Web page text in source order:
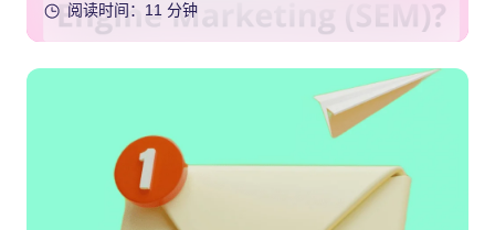
阅读时间：11 分钟